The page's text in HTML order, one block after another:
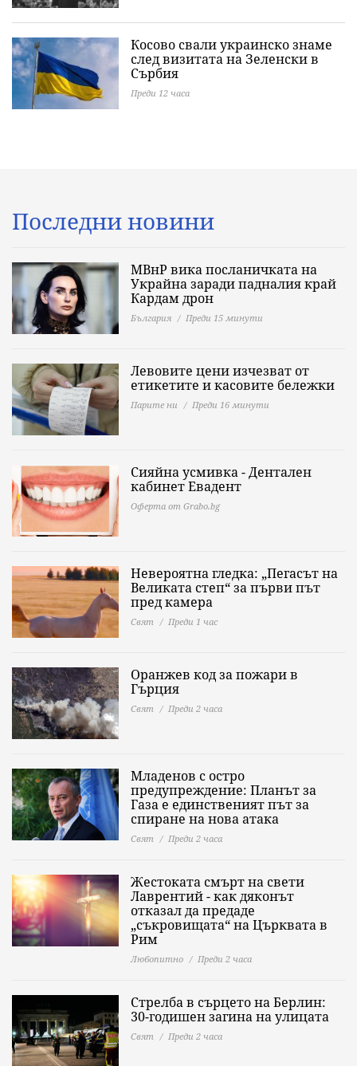
Косово свали украинско знаме
след визитата на Зеленски в
Сърбия
Преди 12 часа
Последни новини
МВнР вика посланичката на
Украйна заради падналия край
Кардам дрон
България Преди 15 минути
Левовите цени изчезват от
етикетите и касовите бележки
Парите ни Преди 16 минути
Сияйна усмивка - Дентален
кабинет Евадент
Оферта от Grabo.bg
Невероятна гледка: „Пегасът на
Великата степ“ за първи път
пред камера
Свят Преди 1 час
Оранжев код за пожари в
Гърция
Свят Преди 2 часа
Младенов с остро
предупреждение: Планът за
Газа е единственият път за
спиране на нова атака
Свят Преди 2 часа
Жестоката смърт на свети
Лаврентий - как дяконът
отказал да предаде
„съкровищата“ на Църквата в
Рим
Любопитно Преди 2 часа
Стрелба в сърцето на Берлин:
30-годишен загина на улицата
Свят Преди 2 часа